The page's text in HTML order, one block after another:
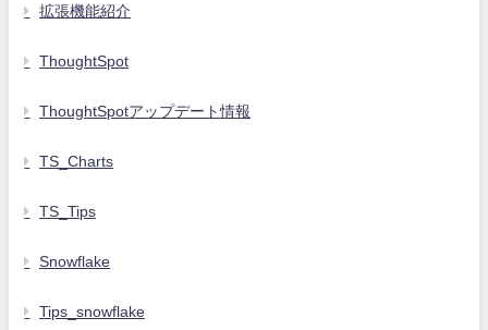
拡張機能紹介
ThoughtSpot
ThoughtSpotアップデート情報
TS_Charts
TS_Tips
Snowflake
Tips_snowflake